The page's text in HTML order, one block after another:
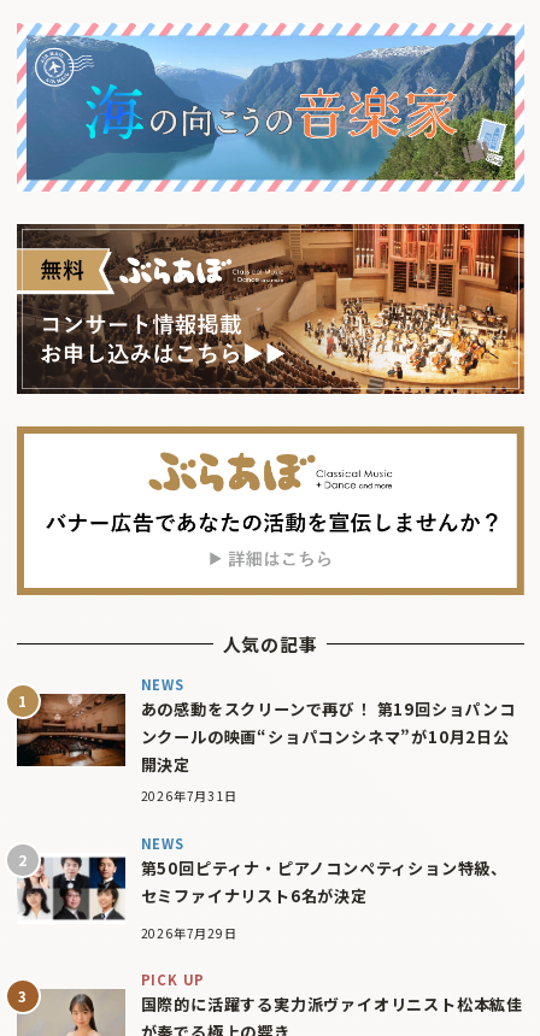
人気の記事
NEWS
あの感動をスクリーンで再び！ 第19回ショパンコ
ンクールの映画“ショパコンシネマ”が10月2日公
開決定
2026年7月31日
NEWS
第50回ピティナ・ピアノコンペティション特級、
セミファイナリスト6名が決定
2026年7月29日
PICK UP
国際的に活躍する実力派ヴァイオリニスト松本紘佳